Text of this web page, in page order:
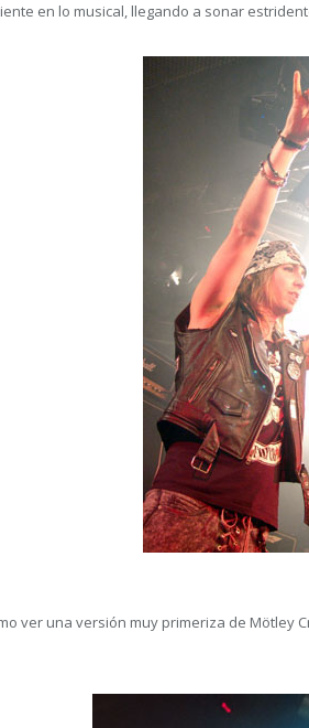
en lo musical, llegando a sonar
ver una versión muy primeriza de Mötley